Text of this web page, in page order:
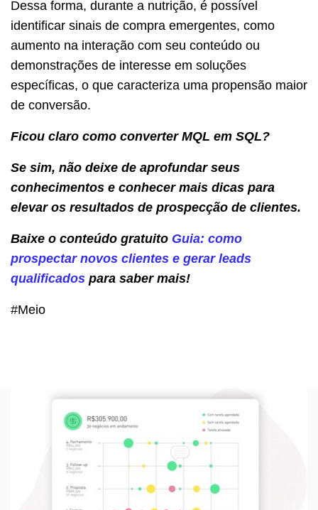
Dessa forma, durante a nutrição, é possível
identificar sinais de compra emergentes, como
aumento na interação com seu conteúdo ou
demonstrações de interesse em soluções
específicas, o que caracteriza uma propensão maior
de conversão.
Ficou claro como converter MQL em SQL?
Se sim, não deixe de aprofundar seus
conhecimentos e conhecer mais dicas para
elevar os resultados de prospecção de clientes.
Baixe o conteúdo gratuito Guia: como
prospectar novos clientes e gerar leads
qualificados para saber mais!
#Meio